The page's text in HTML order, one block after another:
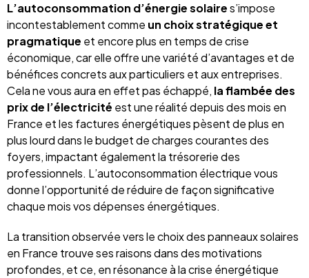
L’autoconsommation d’énergie solaires’impose
incontestablement comme un choix stratégique et
pragmatique et encore plus en temps de crise
économique, car elle offre une variété d’avantages et de
bénéfices concrets aux particuliers et aux entreprises.
Cela ne vous aura en effet pas échappé, la flambée des
prix de l’électricité est une réalité depuis des mois en
France et les factures énergétiques pèsent de plus en
plus lourd dans le budget de charges courantes des
foyers, impactant également la trésorerie des
professionnels. L’autoconsommation électrique vous
donne l’opportunité de réduire de façon significative
chaque mois vos dépenses énergétiques.
La transition observée vers le choix des panneaux solaires
en France trouve ses raisons dans des motivations
profondes, et ce, en résonance à la crise énergétique